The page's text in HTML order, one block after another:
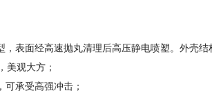
表面经高速抛丸清理后高压静电喷塑。外壳
美观大方；
承受高强冲击；